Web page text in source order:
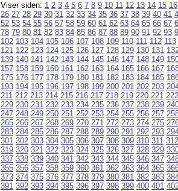
Viser siden: 1 2 3 4 5 6 7 8 9 10 11 12 13 14 15 16
26 27 28 29 30 31 32 33 34 35 36 37 38 39 40 41
52 53 54 55 56 57 58 59 60 61 62 63 64 65 66 67
78 79 80 81 82 83 84 85 86 87 88 89 90 91 92 93
102 103 104 105 106 107 108 109 110 111 112 113
121 122 123 124 125 126 127 128 129 130 131
139 140 141 142 143 144 145 146 147 148 149
157 158 159 160 161 162 163 164 165 166 167
175 176 177 178 179 180 181 182 183 184 185
193 194 195 196 197 198 199 200 201 202 203
211 212 213 214 215 216 217 218 219 220 221 222
229 230 231 232 233 234 235 236 237 238 239
247 248 249 250 251 252 253 254 255 256 257
265 266 267 268 269 270 271 272 273 274 275
283 284 285 286 287 288 289 290 291 292 293
301 302 303 304 305 306 307 308 309 310 311 312
319 320 321 322 323 324 325 326 327 328 329
337 338 339 340 341 342 343 344 345 346 347
355 356 357 358 359 360 361 362 363 364 365
373 374 375 376 377 378 379 380 381 382 383
391 392 393 394 395 396 397 398 399 400 401